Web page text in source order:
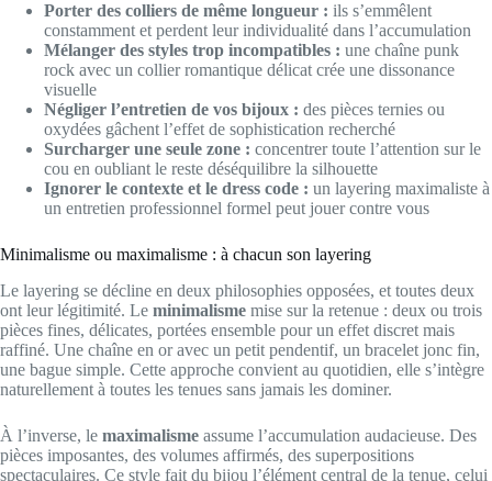
Porter des colliers de même longueur : ils s’emmêlent
constamment et perdent leur individualité dans l’accumulation
Mélanger des styles trop incompatibles : une chaîne punk
rock avec un collier romantique délicat crée une dissonance
visuelle
Négliger l’entretien de vos bijoux : des pièces ternies ou
oxydées gâchent l’effet de sophistication recherché
Surcharger une seule zone : concentrer toute l’attention sur le
cou en oubliant le reste déséquilibre la silhouette
Ignorer le contexte et le dress code : un layering maximaliste à
un entretien professionnel formel peut jouer contre vous
Minimalisme ou maximalisme : à chacun son layering
Le layering se décline en deux philosophies opposées, et toutes deux
ont leur légitimité. Le minimalisme mise sur la retenue : deux ou trois
pièces fines, délicates, portées ensemble pour un effet discret mais
raffiné. Une chaîne en or avec un petit pendentif, un bracelet jonc fin,
une bague simple. Cette approche convient au quotidien, elle s’intègre
naturellement à toutes les tenues sans jamais les dominer.
À l’inverse, le maximalisme assume l’accumulation audacieuse. Des
pièces imposantes, des volumes affirmés, des superpositions
spectaculaires. Ce style fait du bijou l’élément central de la tenue, celui